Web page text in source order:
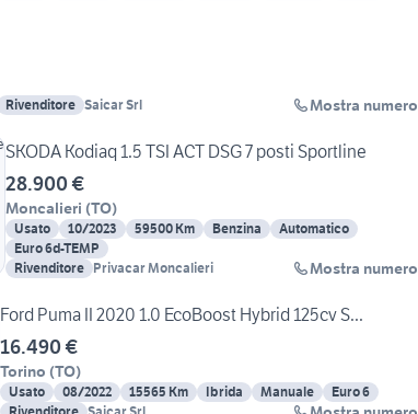
Rivenditore Saicar Srl Mostra numero
SKODA Kodiaq 1.5 TSI ACT DSG 7 posti Sportline
28.900 €
Moncalieri (TO)
Usato 10/2023 59500 Km Benzina
Automatico
Euro 6d-TEMP
Rivenditore Privacar Moncalieri Mostra numero
Ford Puma II 2020 1.0 EcoBoost Hybrid 125cv S...
16.490 €
Torino (TO)
Usato 08/2022 15565 Km Ibrida Manuale
Euro 6